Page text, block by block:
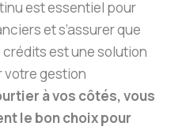
est essentiel pour
et s’assurer que
est une solution
votre gestion
à vos côtés, vous
le bon choix pour